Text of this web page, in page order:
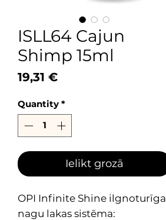
ISLL64 Cajun
Shimp 15ml
19,31 €Price
Quantity *
Ielikt grozā
OPI Infinite Shine ilgnoturīga
nagu lakas sistēma: